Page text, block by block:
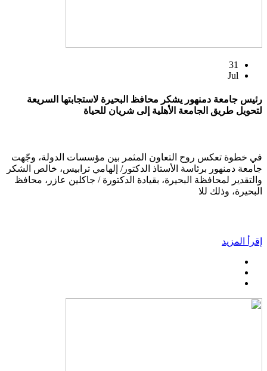
31
Jul
رئيس جامعة دمنهور يشكر محافظ البحيرة لاستجابتها السريعة
لتحويل طريق الجامعة الأهلية إلى شريان للحياة
في خطوة تعكس روح التعاون المثمر بين مؤسسات الدولة، وجّهت
جامعة دمنهور برئاسة الأستاذ الدكتور/ إلهامي ترابيس، خالص الشكر
والتقدير لمحافظة البحيرة، بقيادة الدكتورة / جاكلين عازر، محافظ
البحيرة، وذلك للا
إقرأ المزيد